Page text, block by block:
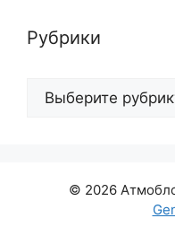
Рубрики
Рубрики
© 2026